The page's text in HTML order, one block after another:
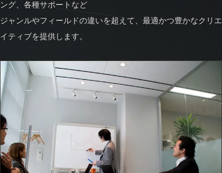
ング、各種サポートなど
ジャンルやフィールドの違いを超えて、最適かつ豊かなクリエ
イティブを提供します。